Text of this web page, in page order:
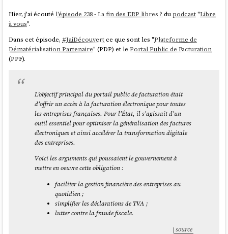
Hier, j'ai écouté l'épisode 238 - La fin des ERP libres ? du podcast"Libre
à vous".
Dans cet épisode, #JaiDécouvertce que sont les "Plateforme de
Dématérialisation Partenaire" (PDP) et lePortal Public de Facturation
(PPF).
L’objectif principal du portail public de facturation était
d'offrir un accès à la facturation électronique pour toutes
les entreprises françaises. Pour l'État, il s'agissait d'un
outil essentiel pour optimiser la généralisation des factures
électroniques et ainsi accélérer la transformation digitale
des entreprises.
Voici les arguments qui poussaient le gouvernement à
mettre en oeuvre cette obligation :
faciliter la gestion financière des entreprises au
quotidien ;
simplifier les déclarations de TVA ;
lutter contre la fraude fiscale.
source